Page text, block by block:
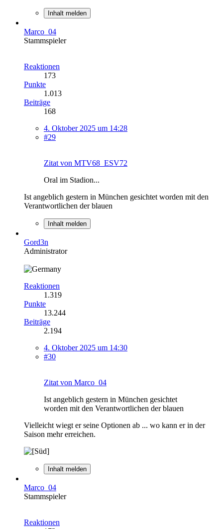
Inhalt melden
Marco_04
Stammspieler
Reaktionen
173
Punkte
1.013
Beiträge
168
4. Oktober 2025 um 14:28
#29
Zitat von MTV68_ESV72
Oral im Stadion...
Ist angeblich gestern in München gesichtet worden mit den
Verantwortlichen der blauen
Inhalt melden
Gord3n
Administrator
Reaktionen
1.319
Punkte
13.244
Beiträge
2.194
4. Oktober 2025 um 14:30
#30
Zitat von Marco_04
Ist angeblich gestern in München gesichtet
worden mit den Verantwortlichen der blauen
Vielleicht wiegt er seine Optionen ab ... wo kann er in der
Saison mehr erreichen.
Inhalt melden
Marco_04
Stammspieler
Reaktionen